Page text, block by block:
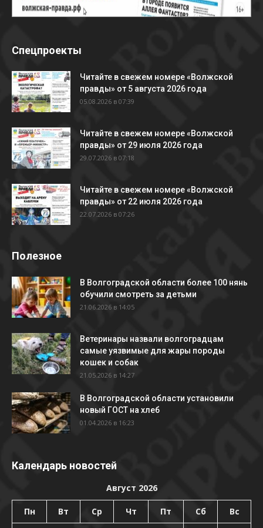
Спецпроекты
Читайте в свежем номере «Волжской
правды» от 5 августа 2026 года
05.08.2026 в 07:39
Читайте в свежем номере «Волжской
правды» от 29 июля 2026 года
29.07.2026 в 07:18
Читайте в свежем номере «Волжской
правды» от 22 июля 2026 года
22.07.2026 в 07:26
Полезное
В Волгоградской области более 100 нянь
обучили смотреть за детьми
21.06.2026 в 14:05
Ветеринары назвали волгоградцам
самые уязвимые для жары породы
кошек и собак
21.05.2026 в 14:27
В Волгоградской области установили
новый ГОСТ на хлеб
01.04.2026 в 16:23
Календарь новостей
Август 2026
Пн Вт Ср Чт Пт Сб Вс